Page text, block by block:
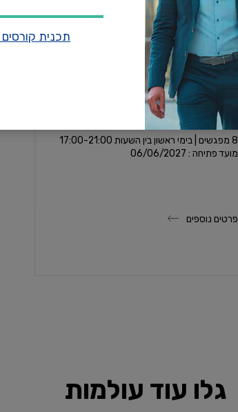
עו"ד פלג דודביץ'
קורס השקעות נדל”ן
8 מפגשים | בימי ראשון בין השעות 17:00-21:00
מועד פתיחה : 06/06/2027
פרטים נוספים
גלו עוד עולמות
תכנית קורסים 2026